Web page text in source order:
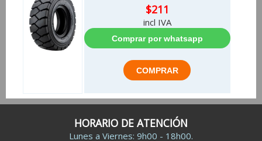
$211
incl IVA
HORARIO DE ATENCIÓN
Lunes a Viernes: 9h00 - 18h00.